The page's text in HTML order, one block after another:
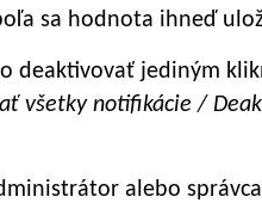
sa hodnota ihneď
deaktivovať jediným
všetky notifikácie /
alebo